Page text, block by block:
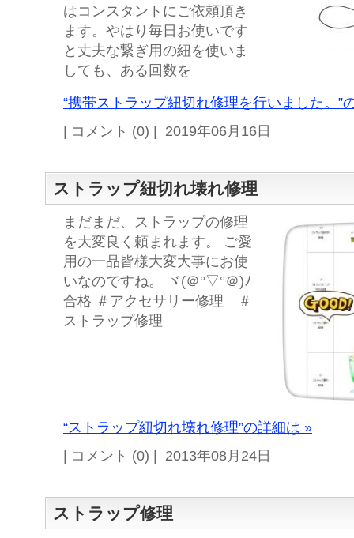
はコンスタントにご依頼頂き
ます。やはり毎日お使いです
と丈夫な繋ぎ用の紐を使いま
しても、ある回数を
“携帯ストラップ紐切れ修理を行いました。”
| コメント (0) | 2019年06月16日
ストラップ紐切れ壊れ修理
まだまだ、ストラップの修理
を大変良く頼まれます。 ご愛
用の一品皆様大変大事にお使
いなのですね。 ヾ(＠°▽°＠)ﾉ
合格 ＃アクセサリー修理 ＃
ストラップ修理
“ストラップ紐切れ壊れ修理”の詳細は »
| コメント (0) | 2013年08月24日
ストラップ修理